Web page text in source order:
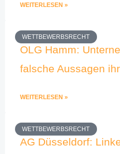
WEITERLESEN »
WETTBEWERBSRECHT
OLG Hamm:
falsche Aussagen
WEITERLESEN »
WETTBEWERBSRECHT
AG Düsseldorf: